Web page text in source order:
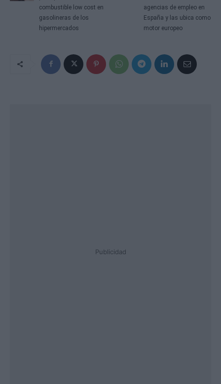
combustible low cost en
gasolineras de los
hipermercados
agencias de empleo en
España y las ubica como
motor europeo
Publicidad